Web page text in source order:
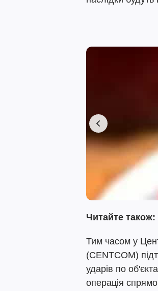
Читайте також:
Тим часом у
(CENTCOM)
ударів по
операція